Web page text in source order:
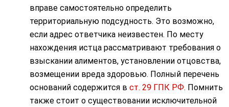
вправе самостоятельно определить
территориальную подсудность. Это возможно,
если адрес ответчика неизвестен. По месту
нахождения истца рассматривают требования о
взыскании алиментов, установлении отцовства,
возмещении вреда здоровью. Полный перечень
оснований содержится в ст. 29 ГПК РФ. Помнить
также стоит о существовании исключительной